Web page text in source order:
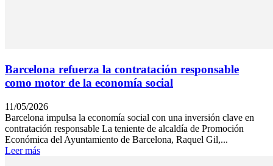
Barcelona refuerza la contratación responsable
como motor de la economía social
11/05/2026
Barcelona impulsa la economía social con una inversión clave en
contratación responsable La teniente de alcaldía de Promoción
Económica del Ayuntamiento de Barcelona, Raquel Gil,...
Leer más